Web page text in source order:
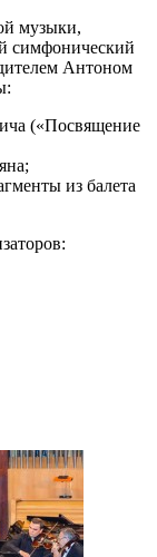
музыки,
симфонический
Антоном
(«Посвящение
из балета